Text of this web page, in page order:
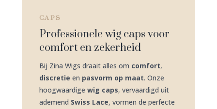
CAPS
Professionele wig caps voor
comfort en zekerheid
Bij Zina Wigs draait alles om comfort,
discretie en pasvorm op maat. Onze
hoogwaardige wig caps, vervaardigd uit
ademend Swiss Lace, vormen de perfecte